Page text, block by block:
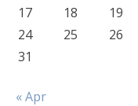
17
18 19
24
25 26
31
« Apr